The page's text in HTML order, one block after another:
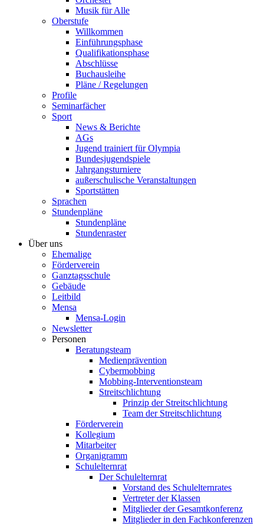
Musik für Alle
Oberstufe
Willkommen
Einführungsphase
Qualifikationsphase
Abschlüsse
Buchausleihe
Pläne / Regelungen
Profile
Seminarfächer
Sport
News & Berichte
AGs
Jugend trainiert für Olympia
Bundesjugendspiele
Jahrgangsturniere
außerschulische Veranstaltungen
Sportstätten
Sprachen
Stundenpläne
Stundenpläne
Stundenraster
Über uns
Ehemalige
Förderverein
Ganztagsschule
Gebäude
Leitbild
Mensa
Mensa-Login
Newsletter
Personen
Beratungsteam
Medienprävention
Cybermobbing
Mobbing-Interventionsteam
Streitschlichtung
Prinzip der Streitschlichtung
Team der Streitschlichtung
Förderverein
Kollegium
Mitarbeiter
Organigramm
Schulelternrat
Der Schulelternrat
Vorstand des Schulelternrates
Vertreter der Klassen
Mitglieder der Gesamtkonferenz
Mitglieder in den Fachkonferenzen